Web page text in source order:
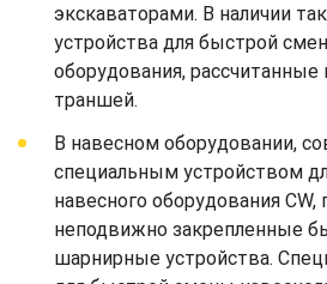
экскаваторами. В наличии
устройства для быстрой
оборудования,
траншей.
В навесном оборудовании,
специальным устройством
навесного оборудования
неподвижно закрепленные
шарнирные устройства.